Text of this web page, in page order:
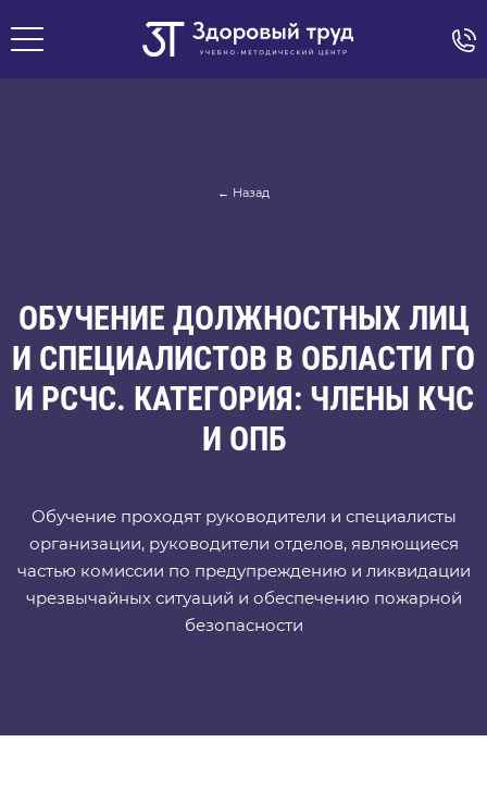
← Назад
ОБУЧЕНИЕ ДОЛЖНОСТНЫХ ЛИЦ
И СПЕЦИАЛИСТОВ В ОБЛАСТИ ГО
И РСЧС. КАТЕГОРИЯ: ЧЛЕНЫ КЧС
И ОПБ
Обучение проходят руководители и специалисты
организации, руководители отделов, являющиеся
частью комиссии по предупреждению и ликвидации
чрезвычайных ситуаций и обеспечению пожарной
безопасности